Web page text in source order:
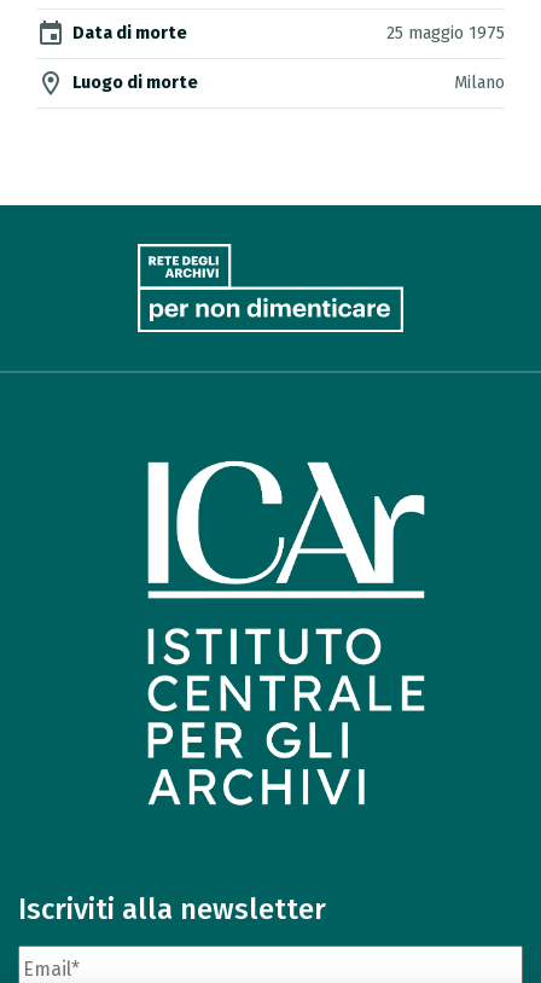
event Data di morte 25 maggio 1975
location_on Luogo di morte Milano
Iscriviti alla newsletter